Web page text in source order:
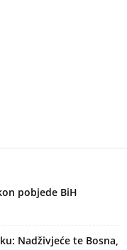
pobjede BiH
Nadživjeće te Bosna,